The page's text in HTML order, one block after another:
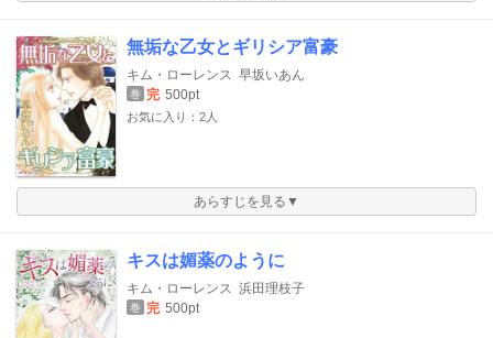
無垢な乙女とギリシア富豪
キム・ローレンス 早坂いあん
巻 完 500pt
お気に入り：2人
あらすじを見る▼
キスは媚薬のように
キム・ローレンス 浜田理枝子
巻 完 500pt